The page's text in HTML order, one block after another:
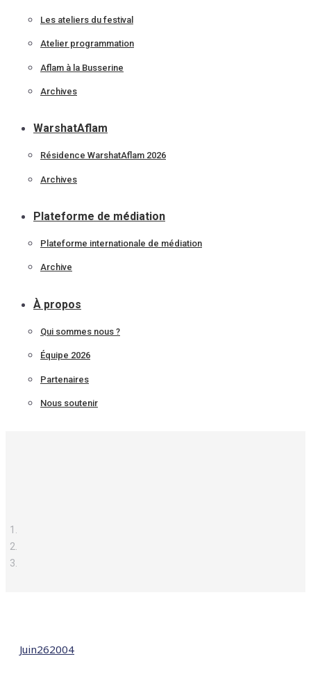
Les ateliers du festival
Atelier programmation
Aflam à la Busserine
Archives
WarshatAflam
Résidence WarshatAflam 2026
Archives
Plateforme de médiation
Plateforme internationale de médiation
Archive
À propos
Qui sommes nous ?
Équipe 2026
Partenaires
Nous soutenir
Juin262004